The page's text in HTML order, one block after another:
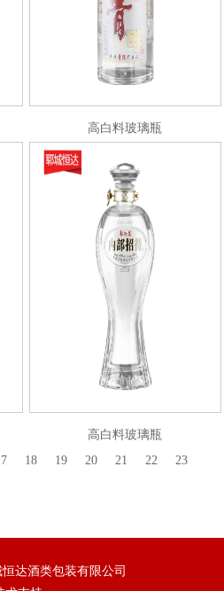
高白料玻璃瓶
高白料玻璃瓶
18 19 20 21 22
23
达酒类包装有限公司